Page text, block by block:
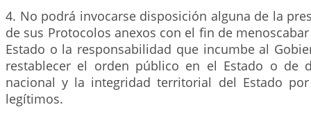
4. No podrá invocarse disposición alguna de la
de sus Protocolos anexos con el fin de
Estado o la responsabilidad que incumbe al
restablecer el orden público en el Estado o de
nacional y la integridad territorial del Estado
legítimos.